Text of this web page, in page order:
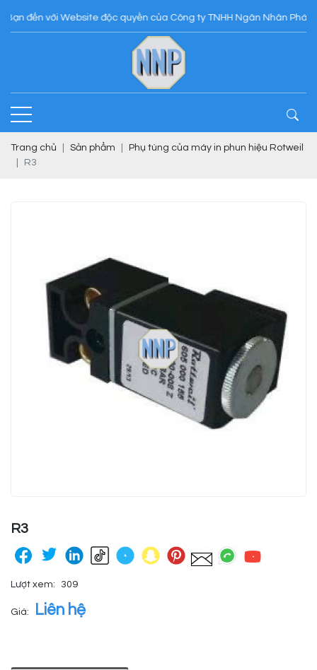
đến với Website độc quyền của Công ty TNHH Ngân Nhân Phát
Trang chủ Sản phẩm
Phụ tùng của máy in phun hiệu Rotweil
R3
R3
Lượt xem: 309
Giá: Liên hệ